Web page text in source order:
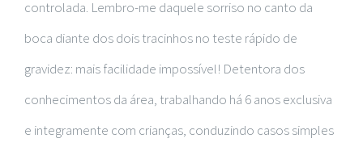
controlada. Lembro-me daquele sorriso no canto da
boca diante dos dois tracinhos no teste rápido de
gravidez: mais facilidade impossível! Detentora dos
conhecimentos da área, trabalhando há 6 anos exclusiva
e integramente com crianças, conduzindo casos simples